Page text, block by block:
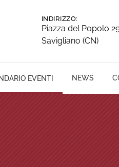
INDIRIZZO:
Piazza del Popolo
Savigliano (CN)
EVENTI NEWS